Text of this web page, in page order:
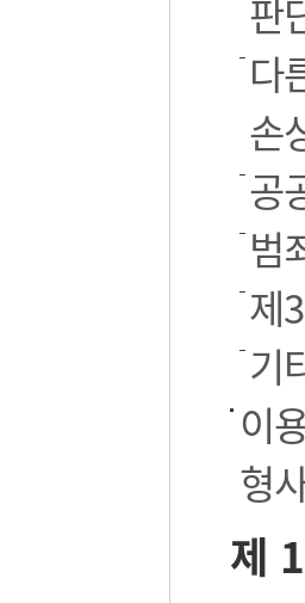
판
다
손
공
범
제
기
이
형
제